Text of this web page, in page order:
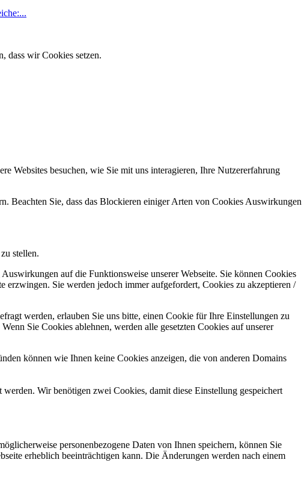
dass wir Cookies setzen.
Websites besuchen, wie Sie mit uns interagieren, Ihre Nutzererfahrung
Beachten Sie, dass das Blockieren einiger Arten von Cookies Auswirkungen
stellen.
auf die Funktionsweise unserer Webseite. Sie können Cookies
erzwingen. Sie werden jedoch immer aufgefordert, Cookies zu akzeptieren /
werden, erlauben Sie uns bitte, einen Cookie für Ihre Einstellungen zu
Sie Cookies ablehnen, werden alle gesetzten Cookies auf unserer
können wie Ihnen keine Cookies anzeigen, die von anderen Domains
Wir benötigen zwei Cookies, damit diese Einstellung gespeichert
personenbezogene Daten von Ihnen speichern, können Sie
erheblich beeinträchtigen kann. Die Änderungen werden nach einem